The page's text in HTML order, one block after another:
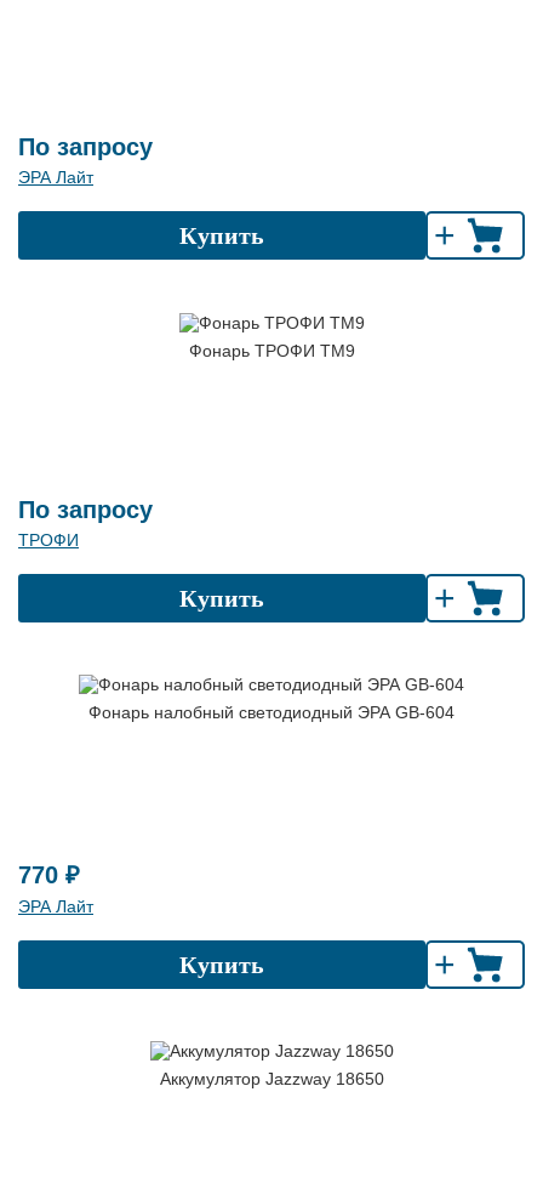
По запросу
ЭРА Лайт
Купить +
Фонарь ТРОФИ TM9
По запросу
ТРОФИ
Купить +
Фонарь налобный светодиодный ЭРА GB-604
770 ₽
ЭРА Лайт
Купить +
Аккумулятор Jazzway 18650